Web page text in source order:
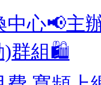
中心📢主
)群組🛍️